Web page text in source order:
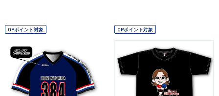
OPポイント対象 OPポイント対象